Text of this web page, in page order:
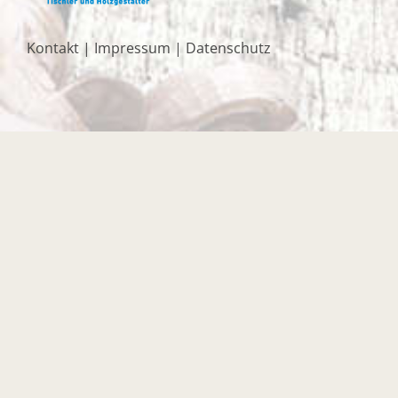
Kontakt | Impressum | Datenschutz